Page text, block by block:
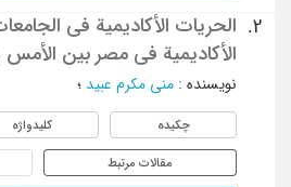
2.
الحریات الأکادیمیة فی
الأکادیمیة فی مصر بین الأمس
نویسنده : منی مکرم عبید ؛
چکیده کلیدواژه
مقالات مرتبط